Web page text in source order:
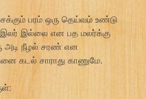
பரம் ஒரு தெய்வம் உண்டு
இலர் இல்லை என பத மலர்க்கு
அடி நீழல் சரண் என
கடல் சாராது காணுமே.